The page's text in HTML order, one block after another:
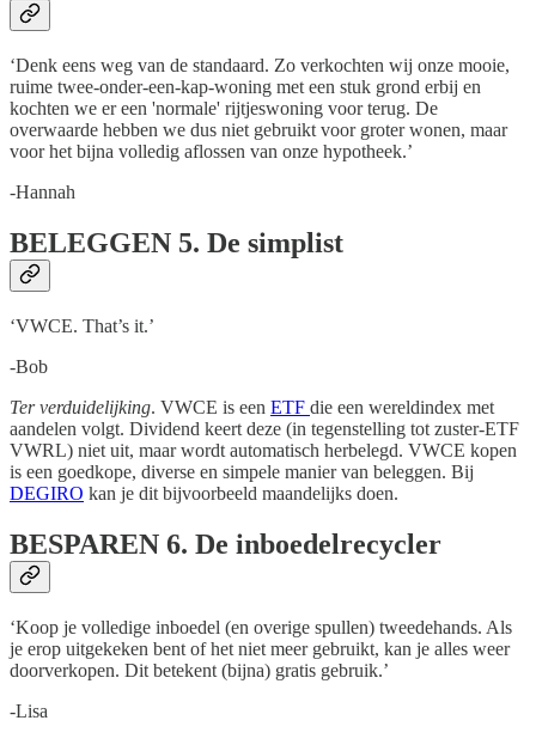
‘Denk eens weg van de standaard. Zo verkochten wij onze mooie,
ruime twee-onder-een-kap-woning met een stuk grond erbij en
kochten we er een 'normale' rijtjeswoning voor terug. De
overwaarde hebben we dus niet gebruikt voor groter wonen, maar
voor het bijna volledig aflossen van onze hypotheek.’
-Hannah
BELEGGEN 5. De simplist
‘VWCE. That’s it.’
-Bob
Ter verduidelijking. VWCE is een ETF die een wereldindex met
aandelen volgt. Dividend keert deze (in tegenstelling tot zuster-ETF
VWRL) niet uit, maar wordt automatisch herbelegd. VWCE kopen
is een goedkope, diverse en simpele manier van beleggen. Bij
DEGIRO kan je dit bijvoorbeeld maandelijks doen.
BESPAREN 6. De inboedelrecycler
‘Koop je volledige inboedel (en overige spullen) tweedehands. Als
je erop uitgekeken bent of het niet meer gebruikt, kan je alles weer
doorverkopen. Dit betekent (bijna) gratis gebruik.’
-Lisa